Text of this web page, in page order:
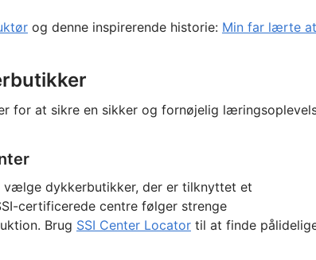
og denne inspirerende historie: Min far lærte at
for at sikre en sikker og fornøjelig
dykkerbutikker, der er tilknyttet et
certificerede centre følger strenge
Brug SSI Center Locatortil at finde